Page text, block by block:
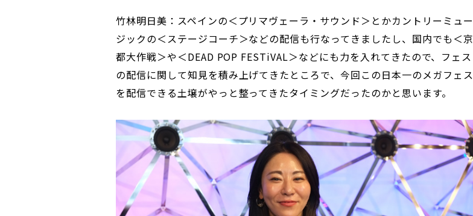
竹林明日美：スペインの＜プリマヴェーラ・サウンド＞とかカントリーミュー
ジックの＜ステージコーチ＞などの配信も行なってきましたし、国内でも＜京
都大作戦＞や＜DEAD POP FESTiVAL＞などにも力を入れてきたので、フェス
の配信に関して知見を積み上げてきたところで、今回この日本一のメガフェス
を配信できる土壌がやっと整ってきたタイミングだったのかと思います。